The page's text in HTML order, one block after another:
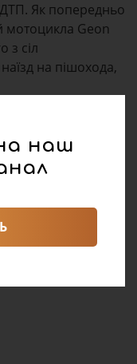
Як попередньо
мотоцикла Geon
з сіл
на пішохода,
наш